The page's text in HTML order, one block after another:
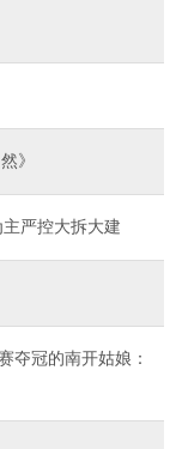
》
严控大拆大建
夺冠的南开姑娘：